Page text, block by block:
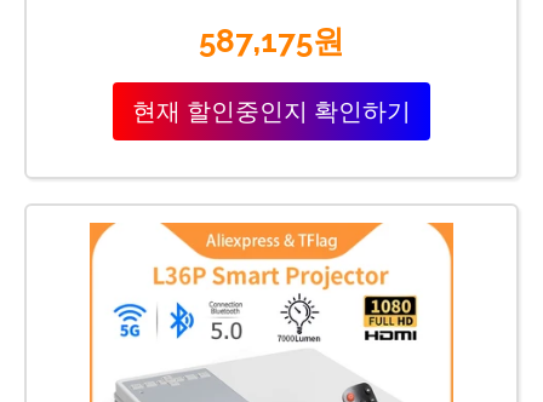
587,175원
현재 할인중인지 확인하기